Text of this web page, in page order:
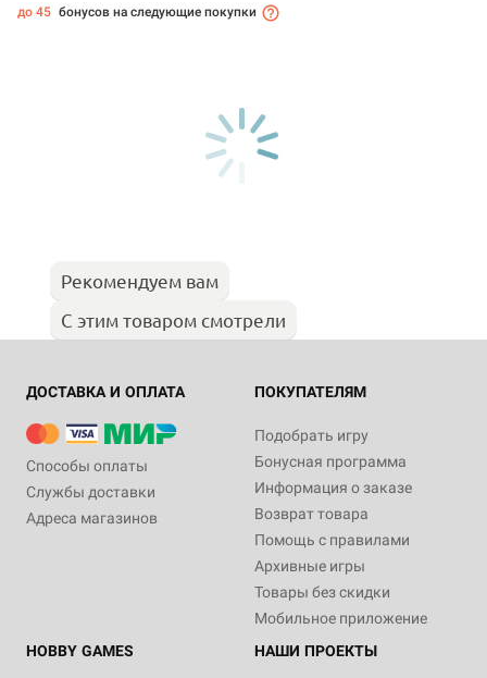
до 45 бонусов на следующие покупки
Рекомендуем вам
С этим товаром смотрели
ДОСТАВКА И ОПЛАТА
Способы оплаты
Службы доставки
Адреса магазинов
ПОКУПАТЕЛЯМ
Подобрать игру
Бонусная программа
Информация о заказе
Возврат товара
Помощь с правилами
Архивные игры
Товары без скидки
Мобильное приложение
HOBBY GAMES
НАШИ ПРОЕКТЫ